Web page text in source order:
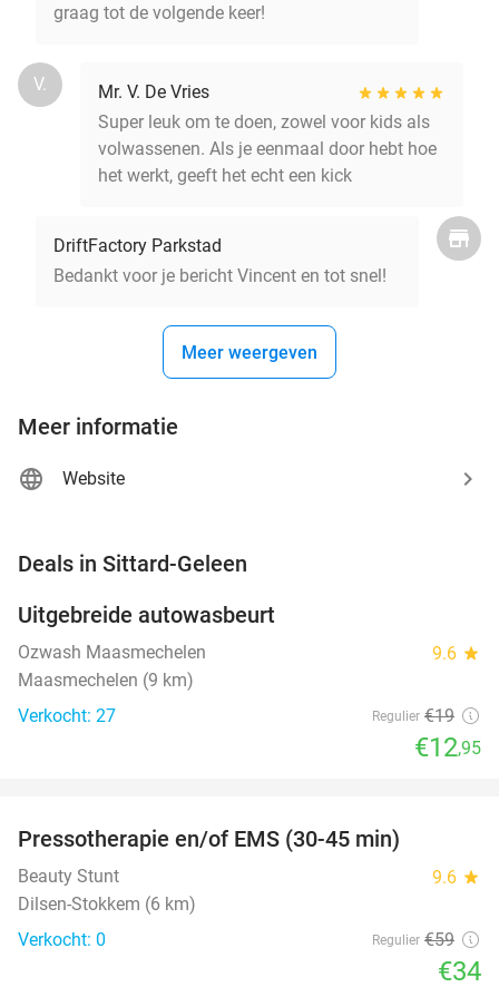
graag tot de volgende keer!
V.
Mr. V. De Vries
Super leuk om te doen, zowel voor kids als
volwassenen. Als je eenmaal door hebt hoe
het werkt, geeft het echt een kick
DriftFactory Parkstad
Bedankt voor je bericht Vincent en tot snel!
Meer weergeven
Meer informatie
Website
Deals in Sittard-Geleen
NEW
TODAY
Uitgebreide autowasbeurt
Ozwash Maasmechelen 9.6 star
Maasmechelen (9 km)
Verkocht: 27
Regulier €19
€12,95
TODAY
Pressotherapie en/of EMS (30-45 min)
Beauty Stunt 9.6 star
Dilsen-Stokkem (6 km)
Verkocht: 0
Regulier €59
€34